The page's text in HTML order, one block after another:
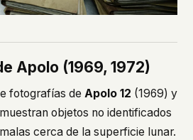
Apolo (1969, 1972)
fotografías de Apolo 12 (1969) y
objetos no identificados
cerca de la superficie lunar.